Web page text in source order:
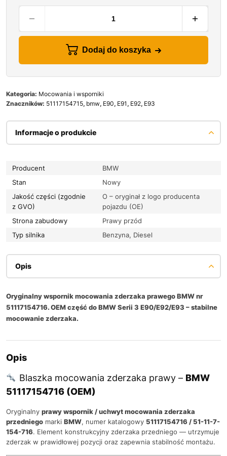
Dodaj do koszyka
Kategoria: Mocowania i wsporniki
Znaczników: 51117154715, bmw, E90, E91 , E92, E93
Informacje o produkcie
Producent
BMW
Stan
Nowy
Jakość części (zgodnie
z GVO)
O – oryginał z logo producenta
pojazdu (OE)
Strona zabudowy
Prawy przód
Typ silnika
Benzyna, Diesel
Opis
Oryginalny wspornik mocowania zderzaka prawego BMW nr
51117154716. OEM część do BMW Serii 3 E90/E92/E93 – stabilne
mocowanie zderzaka.
Opis
Blaszka mocowania zderzaka prawy – BMW
51117154716 (OEM)
Oryginalny prawy wspornik / uchwyt mocowania zderzaka
przedniego marki BMW, numer katalogowy 51117154716 / 51-11-7-
154-716. Element konstrukcyjny zderzaka przedniego — utrzymuje
zderzak w prawidłowej pozycji oraz zapewnia stabilność montażu.